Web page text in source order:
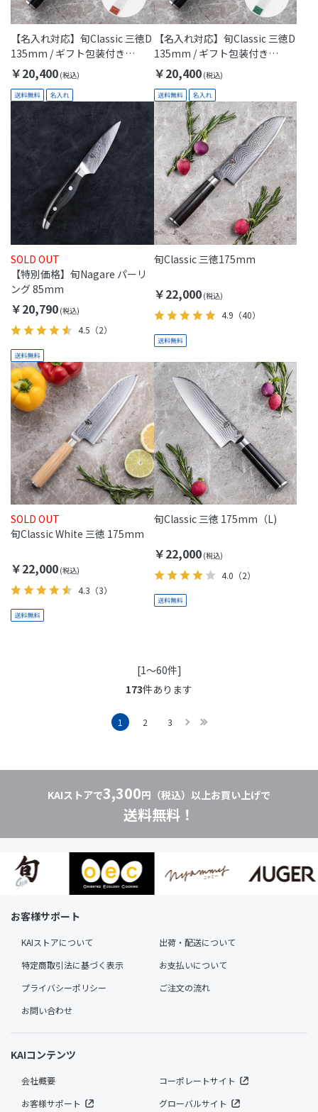
【名入れ対応】旬Classic 三徳D
135mm / ギフト包装付き
(Thanks Mom)
￥20,400
【名入れ対応】旬Classic 三徳D
135mm / ギフト包装付き
(Thanks Dad)
￥20,400
SOLD OUT
【特別価格】旬Nagare パーリ
ング 85mm
￥20,790
4.5 （2）
旬Classic 三徳175mm
￥22,000
4.9 （40）
SOLD OUT
旬Classic White 三徳 175mm
￥22,000
4.3 （3）
旬Classic 三徳 175mm（L)
￥22,000
4.0 （2）
[1～60件]
173件あります
1 2 3
KAIストアで3,300円（税込）以上お買い上げで
送料無料！
お客様サポート
KAIストアについて
出荷・配送について
特定商取引法に基づく表示
お支払いについて
プライバシーポリシー
ご注文の流れ
お問い合わせ
KAIコンテンツ
会社概要
コーポレートサイト
お客様サポート
グローバルサイト